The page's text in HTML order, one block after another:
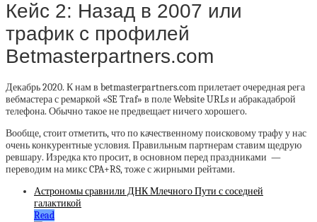
Кейс 2: Назад в 2007 или
трафик с профилей
Betmasterpartners.com
Декабрь 2020. К нам в betmasterpartners.com прилетает очередная рега
вебмастера с ремаркой «SE Traf» в поле Website URLs и абракадаброй
телефона. Обычно такое не предвещает ничего хорошего.
Вообще, стоит отметить, что по качественному поисковому трафу у нас
очень конкурентные условия. Правильным партнерам ставим щедрую
ревшару. Изредка кто просит, в основном перед праздниками —
переводим на микс CPA+RS, тоже с жирными рейтами.
Астрономы сравнили ДНК Млечного Пути с соседней
галактикой
Read